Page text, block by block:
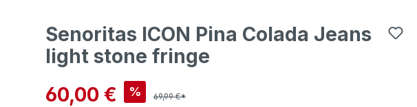
Senoritas ICON Pina Colada Jeans
light stone fringe
Verkaufspreis:
60,00 € %
69,99 €*